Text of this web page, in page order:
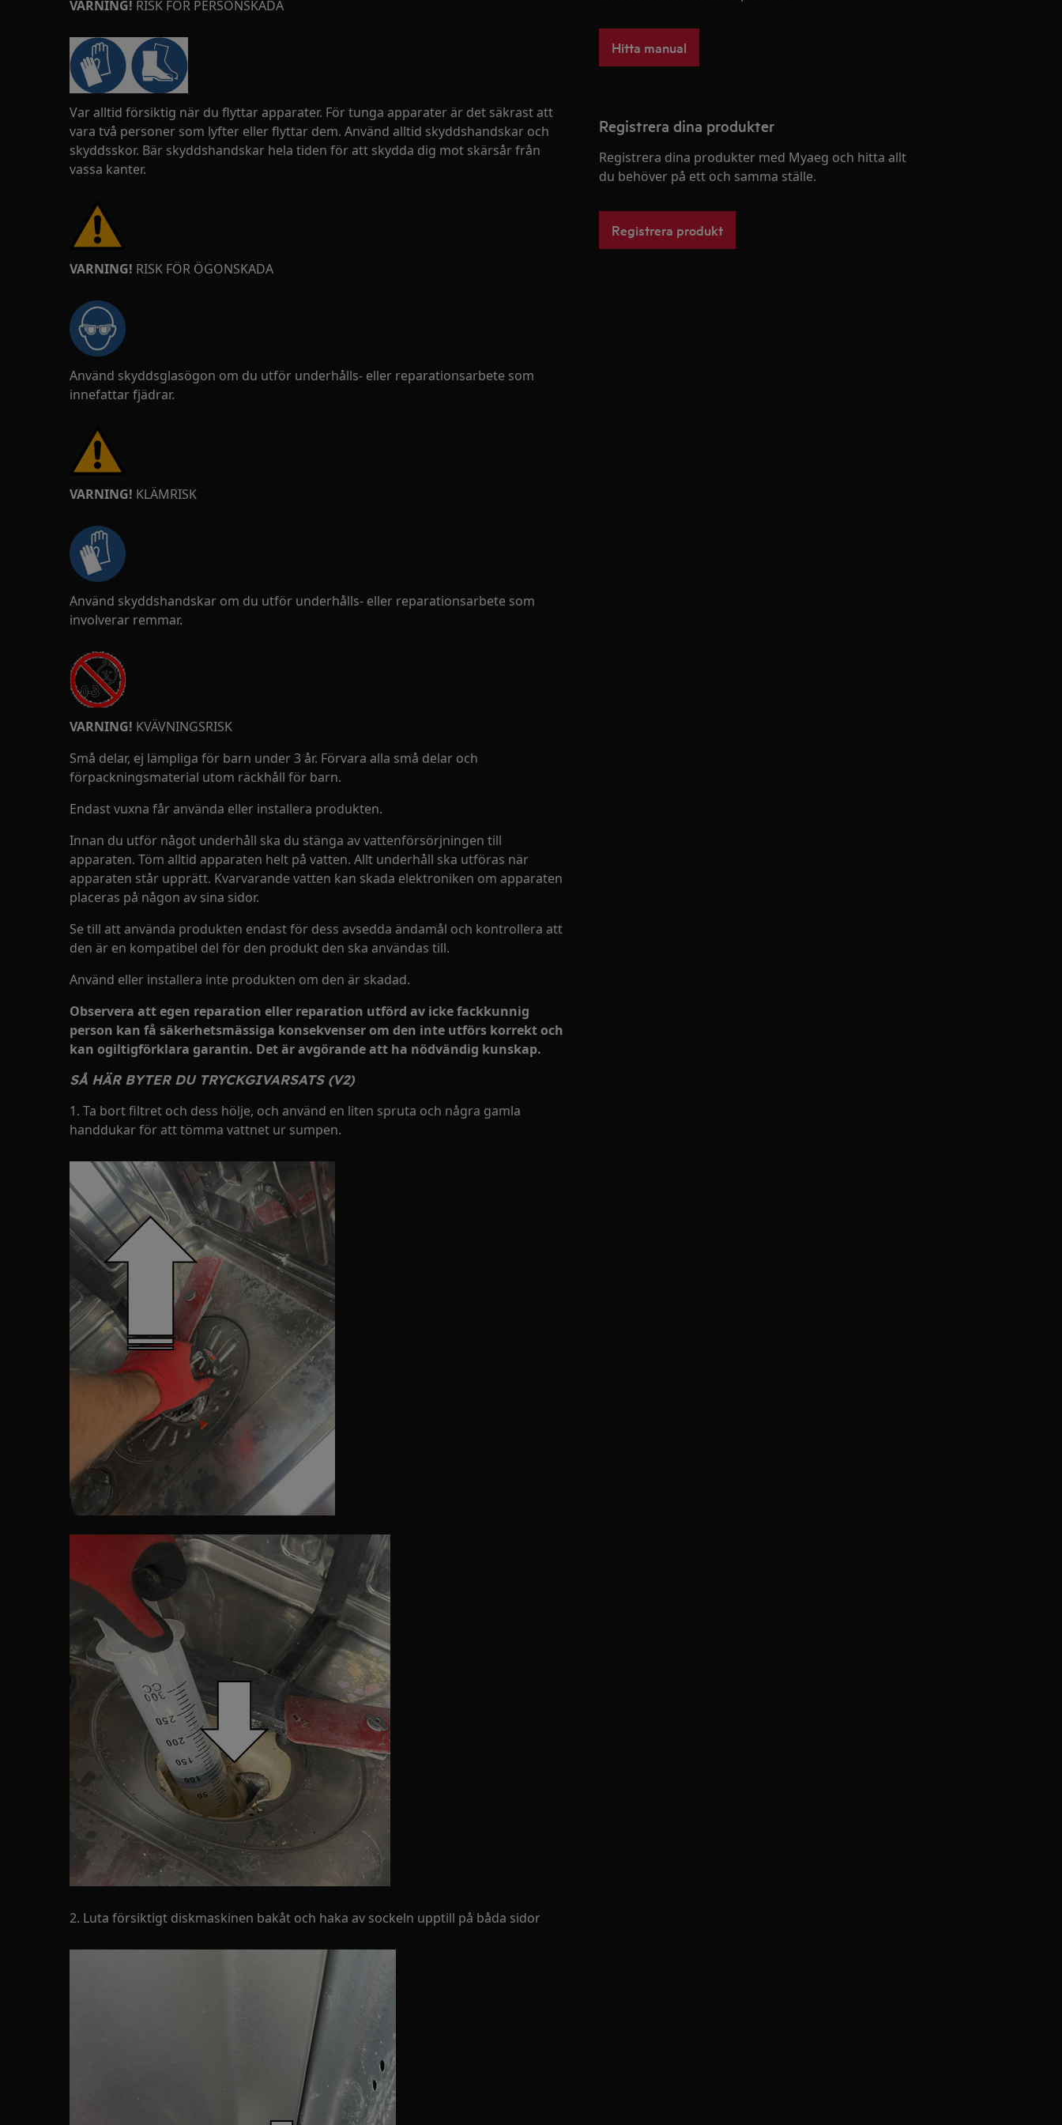
VARNING! RISK FÖR PERSONSKADA
Var alltid försiktig när du flyttar apparater. För tunga apparater är det säkrast att
vara två personer som lyfter eller flyttar dem. Använd alltid skyddshandskar och
skyddsskor. Bär skyddshandskar hela tiden för att skydda dig mot skärsår från
vassa kanter.
VARNING! RISK FÖR ÖGONSKADA
Använd skyddsglasögon om du utför underhålls- eller reparationsarbete som
innefattar fjädrar.
VARNING! KLÄMRISK
Använd skyddshandskar om du utför underhålls- eller reparationsarbete som
involverar remmar.
VARNING! KVÄVNINGSRISK
Små delar, ej lämpliga för barn under 3 år. Förvara alla små delar och
förpackningsmaterial utom räckhåll för barn.
Endast vuxna får använda eller installera produkten.
Innan du utför något underhåll ska du stänga av vattenförsörjningen till
apparaten. Töm alltid apparaten helt på vatten. Allt underhåll ska utföras när
apparaten står upprätt. Kvarvarande vatten kan skada elektroniken om apparaten
placeras på någon av sina sidor.
Se till att använda produkten endast för dess avsedda ändamål och kontrollera att
den är en kompatibel del för den produkt den ska användas till.
Använd eller installera inte produkten om den är skadad.
Observera att egen reparation eller reparation utförd av icke fackkunnig
person kan få säkerhetsmässiga konsekvenser om den inte utförs korrekt och
kan ogiltigförklara garantin. Det är avgörande att ha nödvändig kunskap.
SÅ HÄR BYTER DU TRYCKGIVARSATS (V2)
1. Ta bort filtret och dess hölje, och använd en liten spruta och några gamla
handdukar för att tömma vattnet ur sumpen.
2. Luta försiktigt diskmaskinen bakåt och haka av sockeln upptill på båda sidor
Hitta manual
Registrera dina produkter
Registrera dina produkter med Myaeg och hitta allt
du behöver på ett och samma ställe.
Registrera produkt